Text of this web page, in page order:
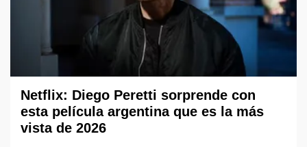
Netflix: Diego Peretti sorprende con
esta película argentina que es la más
vista de 2026